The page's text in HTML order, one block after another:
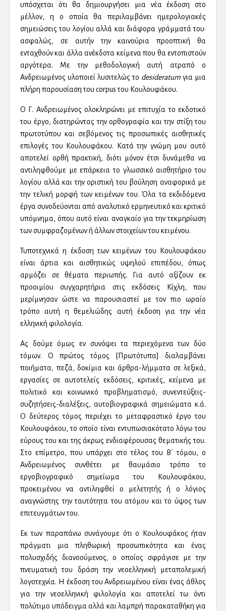
υπόσχεται ότι θα δημιουργήσει μια νέα έκδοση στο
μέλλον, η ο οποία θα περιλαμβάνει ημερολογιακές
σημειώσεις του λογίου αλλά και διάφορα γράμματά του·
ασφαλώς, σε αυτήν την καινούρια προοπτική θα
ενταχθούν και άλλα ανέκδοτα κείμενα που θα εντοπιστούν
αργότερα. Με την μεθοδολογική αυτή ατραπό ο
Ανδρειωμένος υλοποιεί λυσιτελώς το desideratum για μια
πλήρη παρουσίαση του corpus του Κουλουφάκου.
Ο Γ. Ανδρειωμένος ολοκληρώνει με επιτυχία το εκδοτικό
του έργο, διατηρώντας την ορθογραφία και την στίξη του
πρωτοτύπου και σεβόμενος τις προσωπικές αισθητικές
επιλογές του Κουλουφάκου. Κατά την γνώμη μου αυτό
αποτελεί ορθή πρακτική, διότι μόνον έτσι δυνάμεθα να
αντιληφθούμε με επάρκεια το γλωσσικό αισθητήριο του
λογίου αλλά και την οριστική του βούληση αναφορικά με
την τελική μορφή των κειμένων του. Όλα τα εκδιδόμενα
έργα συνοδεύονται από αναλυτικό ερμηνευτικό και κριτικό
υπόμνημα, όπου αυτό είναι αναγκαίο για την τεκμηρίωση
των συμφραζομένων ή άλλων στοιχείων του κειμένου.
Τυποτεχνικά η έκδοση των κειμένων του Κουλουφάκου
είναι άρτια και αισθητικώς υψηλού επιπέδου, όπως
αρμόζει σε θέματα περιωπής. Για αυτό αξίζουν εκ
προοιμίου συγχαρητήρια στις εκδόσεις Κίχλη, που
μερίμνησαν ώστε να παρουσιαστεί με τον πιο ωραίο
τρόπο αυτή η θεμελιώδης αυτή έκδοση για την νέα
ελληνική φιλολογία.
Ας δούμε όμως εν συνόψει τα περιεχόμενα των δύο
τόμων. Ο πρώτος τόμος [Πρωτότυπα] διαλαμβάνει
ποιήματα, πεζά, δοκίμια και άρθρα-λήμματα σε λεξικά,
εργασίες σε αυτοτελείς εκδόσεις, κριτικές, κείμενα με
πολιτικό και κοινωνικό προβληματισμό, συνεντεύξεις-
συζητήσεις-διαλέξεις, αυτοβιογραφικά σημειώματα κ.ά.
Ο δεύτερος τόμος περιέχει το μεταφραστικό έργο του
Κουλουφάκου, το οποίο είναι εντυπωσιακότατο λόγω του
εύρους του και της άκρως ενδιαφέρουσας θεματικής του.
Στο επίμετρο, που υπάρχει στο τέλος του Β΄ τόμου, ο
Ανδρειωμένος συνθέτει με θαυμάσιο τρόπο το
εργοβιογραφικό σημείωμα του Κουλουφάκου,
προκειμένου να αντιληφθεί ο μελετητής ή ο λόγιος
αναγνώστης την ταυτότητα του ατόμου και το ύψος των
επιτευγμάτων του.
Εκ των παραπάνω συνάγουμε ότι ο Κουλουφάκος ήταν
πράγματι μια πληθωρική προσωπικότητα και ένας
πολυσχιδής διανοούμενος, ο οποίος σφράγισε με την
πνευματική του δράση την νεοελληνική μεταπολεμική
λογοτεχνία. Η έκδοση του Ανδρειωμένου είναι ένας άθλος
για την νεοελληνική φιλολογία και αποτελεί τω όντι
πολύτιμο υπόδειγμα αλλά και λαμπρή παρακαταθήκη για